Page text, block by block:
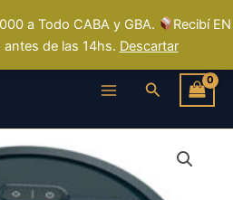
a Todo CABA y GBA.
Recibí EN
de las 14hs. Descartar
Buscar